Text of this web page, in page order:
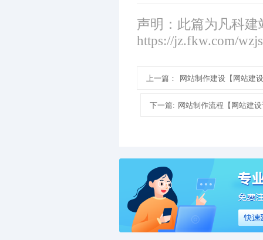
声明：此篇为凡科
https://jz.fkw.com/
上一篇： 网站制作建设【网站建
下一篇: 网站制作流程【网站建